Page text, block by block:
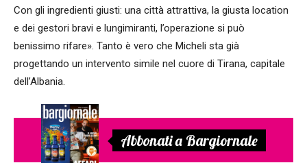
Con gli ingredienti giusti: una città attrattiva, la giusta location
e dei gestori bravi e lungimiranti, l’operazione si può
benissimo rifare». Tanto è vero che Micheli sta già
progettando un intervento simile nel cuore di Tirana, capitale
dell’Albania.
Abbonati a Bargiornale